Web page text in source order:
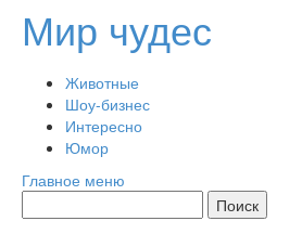
содержимому
Мир чудес
Животные
Шоу-бизнес
Интересно
Юмор
Главное меню